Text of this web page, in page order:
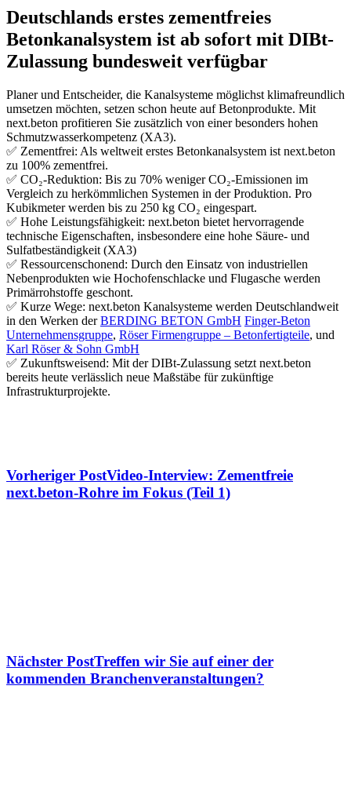
Deutschlands erstes zementfreies
Betonkanalsystem ist ab sofort mit DIBt-
Zulassung bundesweit verfügbar
Planer und Entscheider, die Kanalsysteme möglichst klimafreundlich
umsetzen möchten, setzen schon heute auf Betonprodukte. Mit
next.beton profitieren Sie zusätzlich von einer besonders hohen
Schmutzwasserkompetenz (XA3).
✅ Zementfrei: Als weltweit erstes Betonkanalsystem ist next.beton
zu 100% zementfrei.
✅ CO₂-Reduktion: Bis zu 70% weniger CO₂-Emissionen im
Vergleich zu herkömmlichen Systemen in der Produktion. Pro
Kubikmeter werden bis zu 250 kg CO₂ eingespart.
✅ Hohe Leistungsfähigkeit: next.beton bietet hervorragende
technische Eigenschaften, insbesondere eine hohe Säure- und
Sulfatbeständigkeit (XA3)
✅ Ressourcenschonend: Durch den Einsatz von industriellen
Nebenprodukten wie Hochofenschlacke und Flugasche werden
Primärrohstoffe geschont.
✅ Kurze Wege: next.beton Kanalsysteme werden Deutschlandweit
in den Werken derBERDING BETON GmbH Finger-Beton
Unternehmensgruppe, Röser Firmengruppe – Betonfertigteile, und
Karl Röser & Sohn GmbH
✅ Zukunftsweisend: Mit der DIBt-Zulassung setzt next.beton
bereits heute verlässlich neue Maßstäbe für zukünftige
Infrastrukturprojekte.
Vorheriger PostVideo-Interview: Zementfreie
next.beton-Rohre im Fokus (Teil 1)
Nächster PostTreffen wir Sie auf einer der
kommenden Branchenveranstaltungen?